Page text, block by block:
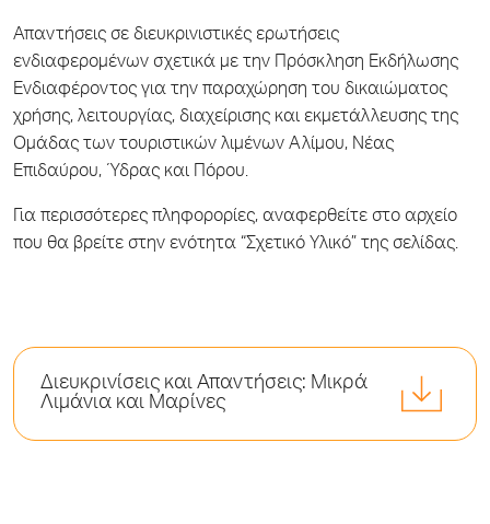
Απαντήσεις σε διευκρινιστικές ερωτήσεις
ενδιαφερομένων σχετικά με την Πρόσκληση Εκδήλωσης
Ενδιαφέροντος για την παραχώρηση του δικαιώματος
χρήσης, λειτουργίας, διαχείρισης και εκμετάλλευσης της
Ομάδας των τουριστικών λιμένων Αλίμου, Νέας
Επιδαύρου, Ύδρας και Πόρου.
Για περισσότερες πληφορορίες, αναφερθείτε στο αρχείο
που θα βρείτε στην ενότητα “Σχετικό Υλικό” της σελίδας.
Διευκρινίσεις και Απαντήσεις: Μικρά
Λιμάνια και Μαρίνες